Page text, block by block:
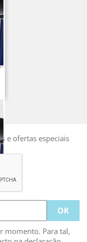
e ofertas especiais
momento. Para tal,